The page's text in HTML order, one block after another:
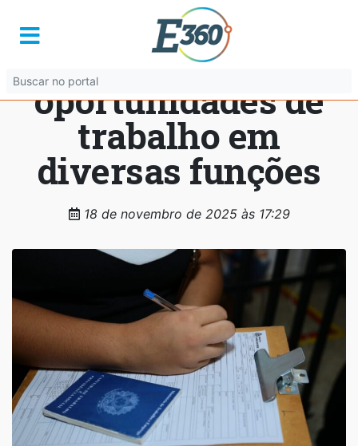
Iafas anuncia 38
novas
oportunidades de
trabalho em
diversas funções
18 de novembro de 2025 às 17:29